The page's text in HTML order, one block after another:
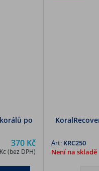
po
370 Kč
(bez DPH)
Art: KRC250
Není na skladě